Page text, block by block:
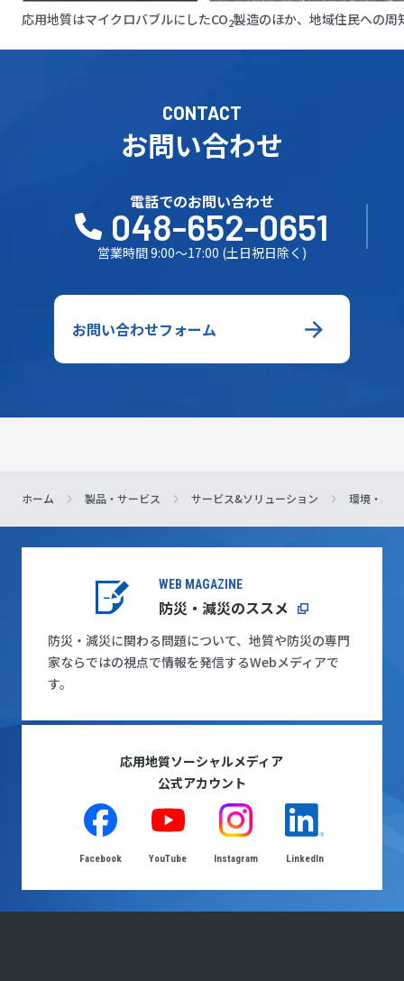
ホーム 製品・サービス サービス&ソリューション 環境・エ
応用地質はマイクロバブルにしたCO2製造のほか、地域住民への
CONTACT
お問い合わせ
電話でのお問い合わせ
048-652-0651
営業時間 9:00～17:00 (土日祝日除く)
お問い合わせフォーム
WEB MAGAZINE
防災・減災のススメ
防災・減災に関わる問題について、地質や防災の専門
家ならではの視点で情報を発信するWebメディアで
す。
応用地質ソーシャルメディア
公式アカウント
Facebook YouTube Instagram LinkedIn